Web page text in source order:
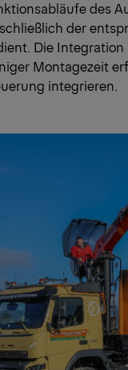
des
der
Die Integration
Montagezeit
integrieren.